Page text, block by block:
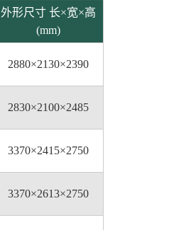
外形尺寸 长×宽×高
(mm)
2880×2130×2390
2830×2100×2485
3370×2415×2750
3370×2613×2750